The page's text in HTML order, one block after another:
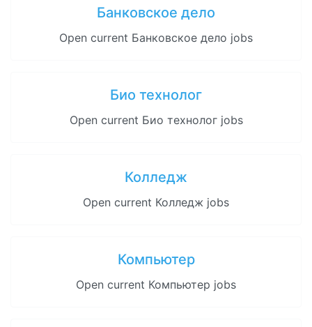
Банковское дело
Open current Банковское дело jobs
Био технолог
Open current Био технолог jobs
Колледж
Open current Колледж jobs
Компьютер
Open current Компьютер jobs